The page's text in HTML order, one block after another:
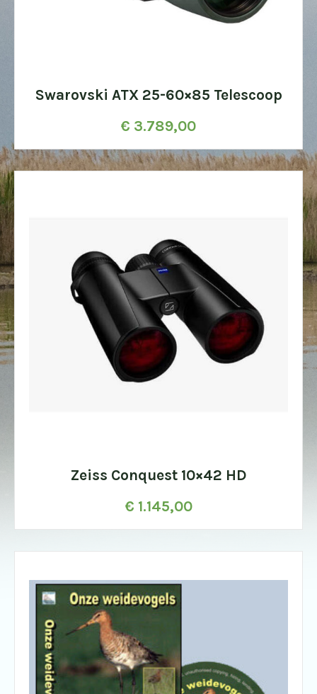
Swarovski ATX 25-60×85 Telescoop
€ 3.789,00
Zeiss Conquest 10×42 HD
€ 1.145,00